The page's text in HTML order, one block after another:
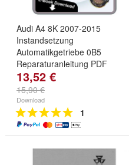
Audi A4 8K 2007-2015
Instandsetzung
Automatikgetriebe 0B5
Reparaturanleitung PDF
13,52 €
15,90 €
Download
1